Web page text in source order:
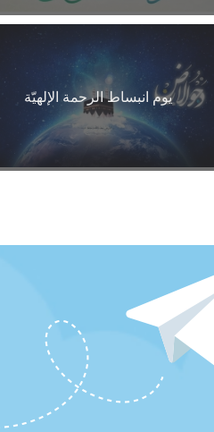
يوم انبساط الرحمة الإلهيّة